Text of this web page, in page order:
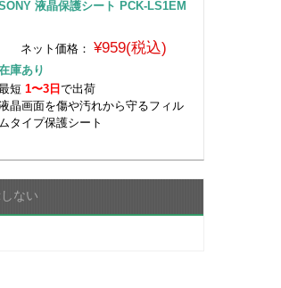
液晶保護シート PCK-LS1EM
ネット価格： ¥959(税込)
庫あり
短 1〜3日 で出荷
晶画面を傷や汚れから守るフィル
ムタイプ保護シート
ない